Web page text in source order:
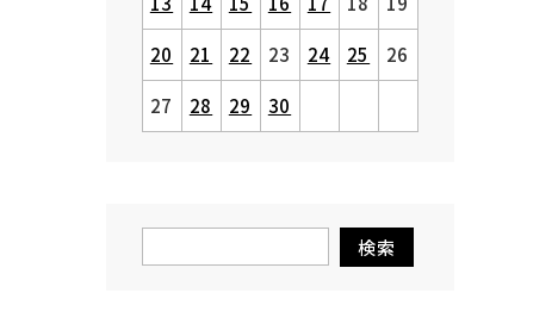
20 21 22 23 24 25 26
27 28 29 30